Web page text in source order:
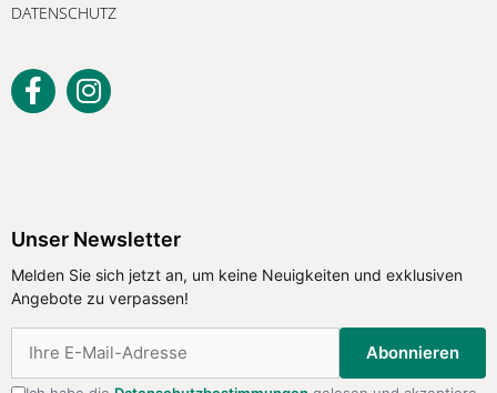
DATENSCHUTZ
Unser Newsletter
Melden Sie sich jetzt an, um keine Neuigkeiten und exklusiven
Angebote zu verpassen!
Abonnieren